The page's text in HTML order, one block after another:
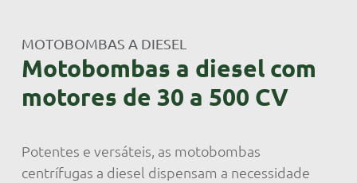
MOTOBOMBAS A DIESEL
Motobombas a diesel com
motores de 30 a 500 CV
Potentes e versáteis, as motobombas
centrífugas a diesel dispensam a necessidade